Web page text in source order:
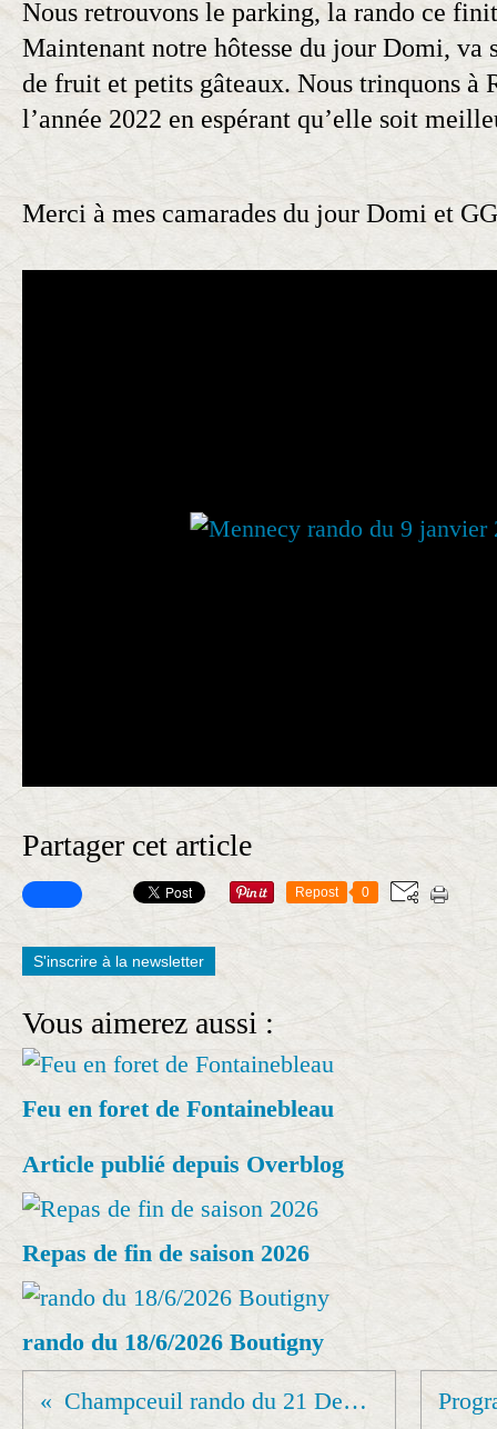
Nous retrouvons le parking, la rando ce
Maintenant notre hôtesse du jour Domi, va
de fruit et petits gâteaux. Nous trinquons à
l’année 2022 en espérant qu’elle soit
Merci à mes camarades du jour Domi et
Partager cet article
Repost 0
S'inscrire à la newsletter
Vous aimerez aussi :
Feu en foret de Fontainebleau
Article publié depuis Overblog
Repas de fin de saison 2026
rando du 18/6/2026 Boutigny
Champceuil rando du 21 Decembre 2021